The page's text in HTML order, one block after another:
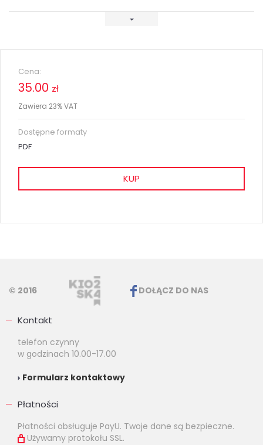
Cena:
35.00 zł
Zawiera 23% VAT
Dostępne formaty
PDF
KUP
© 2016 DOŁĄCZ DO NAS
Kontakt
telefon czynny
w godzinach 10.00-17.00
Formularz kontaktowy
Płatności
Płatności obsługuje PayU. Twoje dane są bezpieczne.
Używamy protokołu SSL.